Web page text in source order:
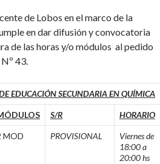
de Lobos en el marco de la
en dar difusión y convocatoria
de las horas y/o módulos al pedido
43.
EDUCACIÓN SECUNDARIA EN QUÍMICA
S/R HORARIO
MOD PROVISIONAL
Viernes de
18:00 a
20:00 hs